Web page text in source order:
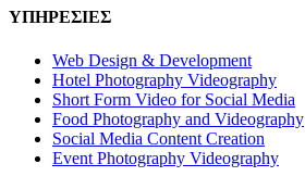
ΥΠΗΡΕΣΙΕΣ
Web Design & Development
Hotel Photography Videography
Short Form Video for Social Media
Food Photography and Videography
Social Media Content Creation
Event Photography Videography